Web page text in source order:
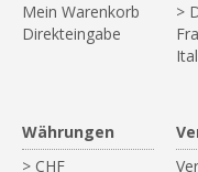
Mein Warenkorb
Direkteingabe
>
Währungen
> CHF